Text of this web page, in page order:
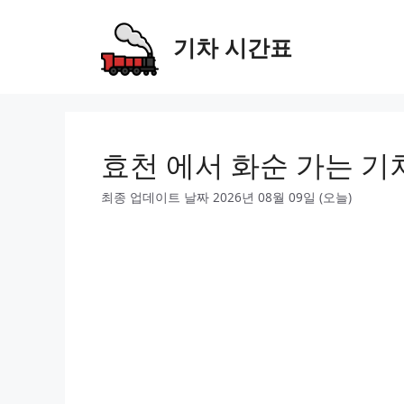
기차 시간표
효천 에서 화순 가는 기
최종 업데이트 날짜 2026년 08월 09일 (오늘)